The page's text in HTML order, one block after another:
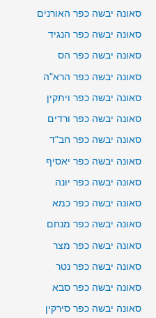
סאונה יבשה כפר האורנים
סאונה יבשה כפר הנגיד
סאונה יבשה כפר הס
סאונה יבשה כפר הרא"ה
סאונה יבשה כפר ויתקין
סאונה יבשה כפר ורדים
סאונה יבשה כפר חב"ד
סאונה יבשה כפר יאסיף
סאונה יבשה כפר יונה
סאונה יבשה כפר כמא
סאונה יבשה כפר מנחם
סאונה יבשה כפר מצר
סאונה יבשה כפר נטר
סאונה יבשה כפר סבא
סאונה יבשה כפר סירקין